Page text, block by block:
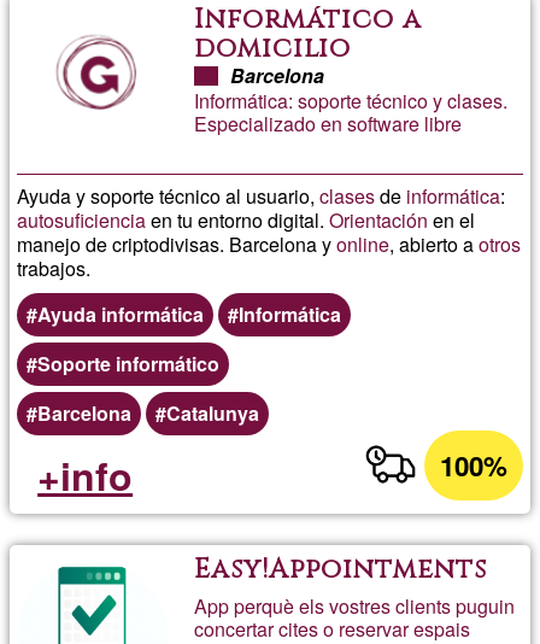
Informático a
domicilio
Barcelona
Informática: soporte técnico y clases.
Especializado en software libre
Ayuda y soporte técnico al usuario,clasesde informática:
autosuficienciaen tu entorno digital.Orientación en el
manejo de criptodivisas. Barcelona yonline, abierto aotros
trabajos.
Ayuda informática
Informática
Soporte informático
Barcelona
Catalunya
100%
+info
Easy!Appointments
App perquè els vostres clients puguin
concertar cites o reservar espais